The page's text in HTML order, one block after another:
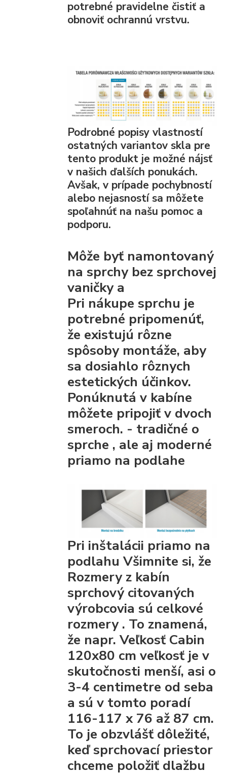
potrebné pravidelne čistiť a
obnoviť ochrannú vrstvu.
Podrobné popisy vlastností
ostatných variantov skla pre
tento produkt je možné nájsť
v našich ďalších ponukách.
Avšak, v prípade pochybností
alebo nejasností sa môžete
spoľahnúť na našu pomoc a
podporu.
Môže byť namontovaný
na sprchy bez sprchovej
vaničky a
Pri nákupe sprchu je
potrebné pripomenúť,
že existujú rôzne
spôsoby montáže, aby
sa dosiahlo rôznych
estetických účinkov.
Ponúknutá v kabíne
môžete pripojiťv dvoch
smeroch. - tradičné o
sprche , ale aj moderné
priamo na podlahe
Pri inštalácii priamo na
podlahu Všimnite si, že
Rozmery z kabín
sprchový citovaných
výrobcoviasú celkové
rozmery. To znamená,
že napr. Veľkosť Cabin
120x80 cm veľkosť je v
skutočnosti menší, asi o
3-4 centimetre od seba
a sú v tomto poradí
116-117 x 76 až 87 cm.
To je obzvlášť dôležité,
keď sprchovací priestor
chceme položiť dlažbu